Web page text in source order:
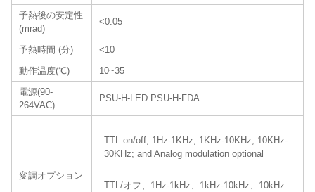
予熱後の安定性
(mrad)
<0.05
予熱時間 (分)
<10
動作温度(℃)
10~35
電源(90-
264VAC)
PSU-H-LED PSU-H-FDA
変調オプション
TTL on/off, 1Hz-1KHz, 1KHz-10KHz, 10KHz-
30KHz; and Analog modulation optional
TTL/オフ、1Hz-1kHz、1kHz-10kHz、10kHz